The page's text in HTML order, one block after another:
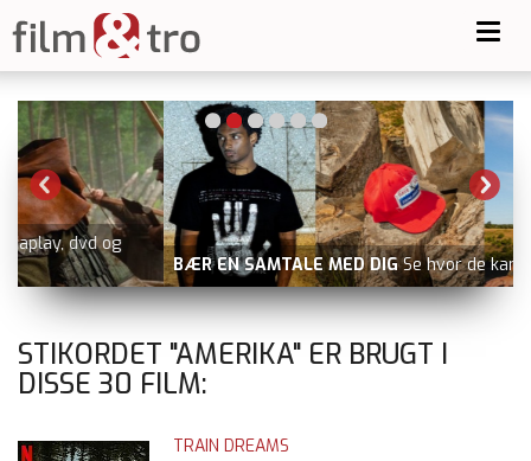
BÆR EN SAMTALE MED DIG Se hvor de kan købes
STIKORDET "AMERIKA" ER BRUGT I
DISSE 30 FILM:
TRAIN DREAMS